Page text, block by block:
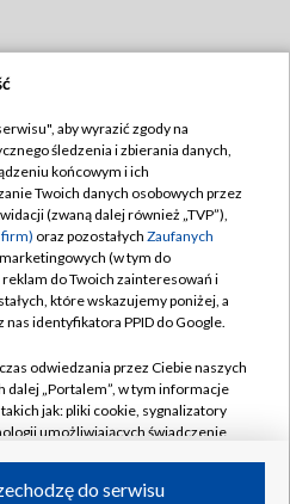
TVP
TVP
prywatności
zgody
Pomoc
Kanały
aby wyrazić zgody na
śledzenia i zbierania danych,
końcowym i ich
Twoich danych osobowych przez
(zwaną dalej również „TVP”),
firm) oraz pozostałych Zaufanych
(w tym do
do Twoich zainteresowań i
które wskazujemy poniżej, a
identyfikatora PPID do Google.
odwiedzania przez Ciebie naszych
dalej „Portalem”, w tym informacje
jak: pliki cookie, sygnalizatory
umożliwiających świadczenie
do serwisu